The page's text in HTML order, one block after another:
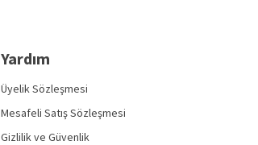
Yardım
Üyelik Sözleşmesi
Mesafeli Satış Sözleşmesi
Gizlilik ve Güvenlik